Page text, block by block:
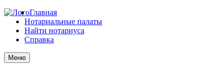
Главная
Нотариальные палаты
Найти нотариуса
Справка
Меню